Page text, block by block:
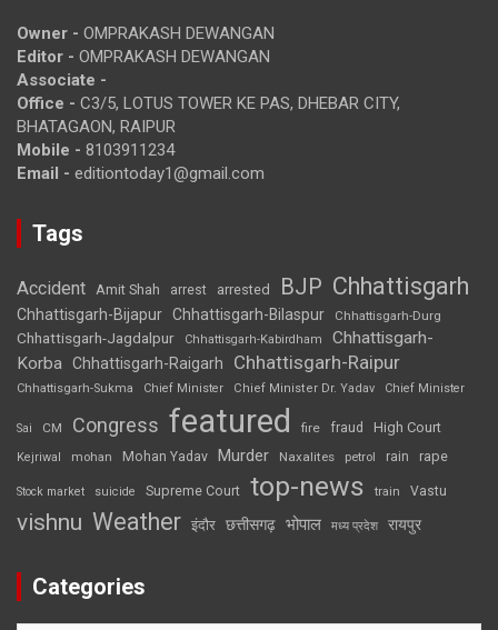
Owner - OMPRAKASH DEWANGAN
Editor - OMPRAKASH DEWANGAN
Associate -
Office - C3/5, LOTUS TOWER KE PAS, DHEBAR CITY,
BHATAGAON, RAIPUR
Mobile - 8103911234
Email - editiontoday1@gmail.com
Tags
Accident Amit Shah arrest arrested BJP Chhattisgarh
Chhattisgarh-Bijapur Chhattisgarh-Bilaspur Chhattisgarh-Durg
Chhattisgarh-Jagdalpur Chhattisgarh-Kabirdham
Chhattisgarh-
Korba Chhattisgarh-Raigarh Chhattisgarh-Raipur
Chhattisgarh-Sukma Chief Minister Chief Minister Dr. Yadav Chief Minister
Sai CM Congress featured fire fraud High Court
Kejriwal mohan Mohan Yadav Murder Naxalites petrol rain rape
Stock market suicide Supreme Court top-news train Vastu
vishnu Weather इंदौर छत्तीसगढ़ भोपाल मध्य प्रदेश रायपुर
Categories